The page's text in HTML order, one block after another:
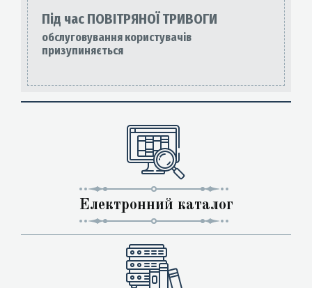
Під час ПОВІТРЯНОЇ ТРИВОГИ
обслуговування користувачів
призупиняється
Електронний каталог